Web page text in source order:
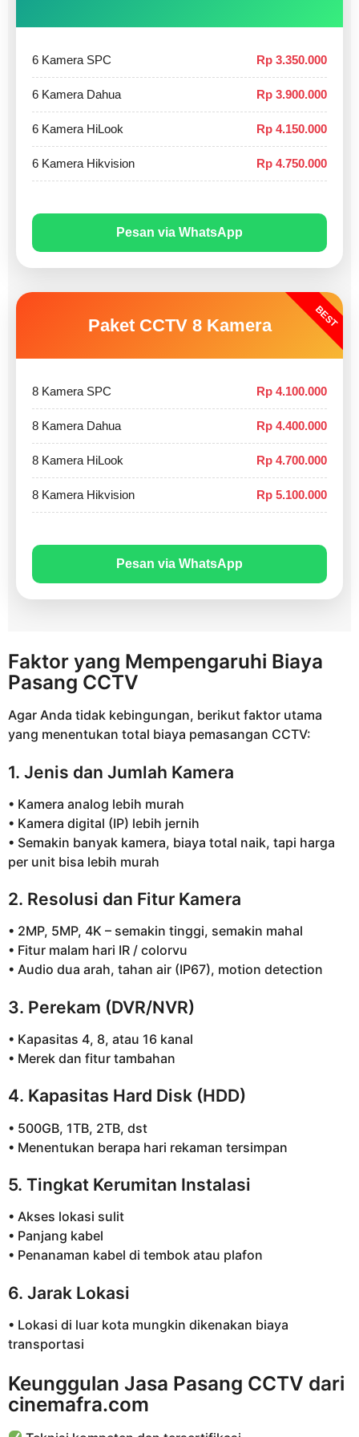
6 Kamera SPC Rp 3.350.000
6 Kamera Dahua Rp 3.900.000
6 Kamera HiLook Rp 4.150.000
6 Kamera Hikvision Rp 4.750.000
Pesan via WhatsApp
BEST
Paket CCTV 8 Kamera
8 Kamera SPC Rp 4.100.000
8 Kamera Dahua Rp 4.400.000
8 Kamera HiLook Rp 4.700.000
8 Kamera Hikvision Rp 5.100.000
Pesan via WhatsApp
Faktor yang Mempengaruhi Biaya
Pasang CCTV
Agar Anda tidak kebingungan, berikut faktor utama
yang menentukan total biaya pemasangan CCTV:
1. Jenis dan Jumlah Kamera
• Kamera analog lebih murah
• Kamera digital (IP) lebih jernih
• Semakin banyak kamera, biaya total naik, tapi harga
per unit bisa lebih murah
2. Resolusi dan Fitur Kamera
• 2MP, 5MP, 4K – semakin tinggi, semakin mahal
• Fitur malam hari IR / colorvu
• Audio dua arah, tahan air (IP67), motion detection
3. Perekam (DVR/NVR)
• Kapasitas 4, 8, atau 16 kanal
• Merek dan fitur tambahan
4. Kapasitas Hard Disk (HDD)
• 500GB, 1TB, 2TB, dst
• Menentukan berapa hari rekaman tersimpan
5. Tingkat Kerumitan Instalasi
• Akses lokasi sulit
• Panjang kabel
• Penanaman kabel di tembok atau plafon
6. Jarak Lokasi
• Lokasi di luar kota mungkin dikenakan biaya
transportasi
Keunggulan Jasa Pasang CCTV dari
cinemafra.com